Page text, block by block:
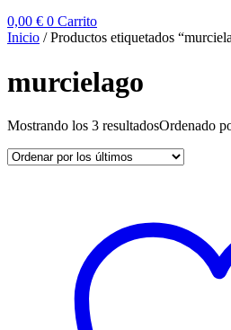
0,00 € 0 Carrito
Inicio / Productos etiquetados
murcielago
Mostrando los 3 resultadosOrdenado